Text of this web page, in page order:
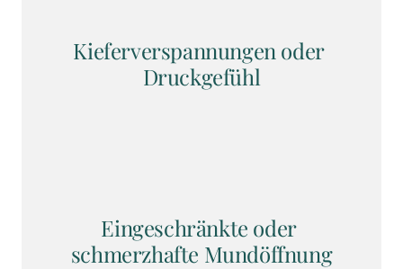
Kieferverspannungen oder
Druckgefühl
Eingeschränkte oder
schmerzhafte Mundöffnung